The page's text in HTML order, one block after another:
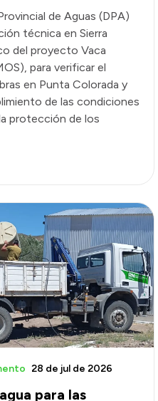
de Aguas (DPA)
técnica en Sierra
del proyecto Vaca
para verificar el
en Punta Colorada y
de las condiciones
protección de los
para las
28 de jul de 2026